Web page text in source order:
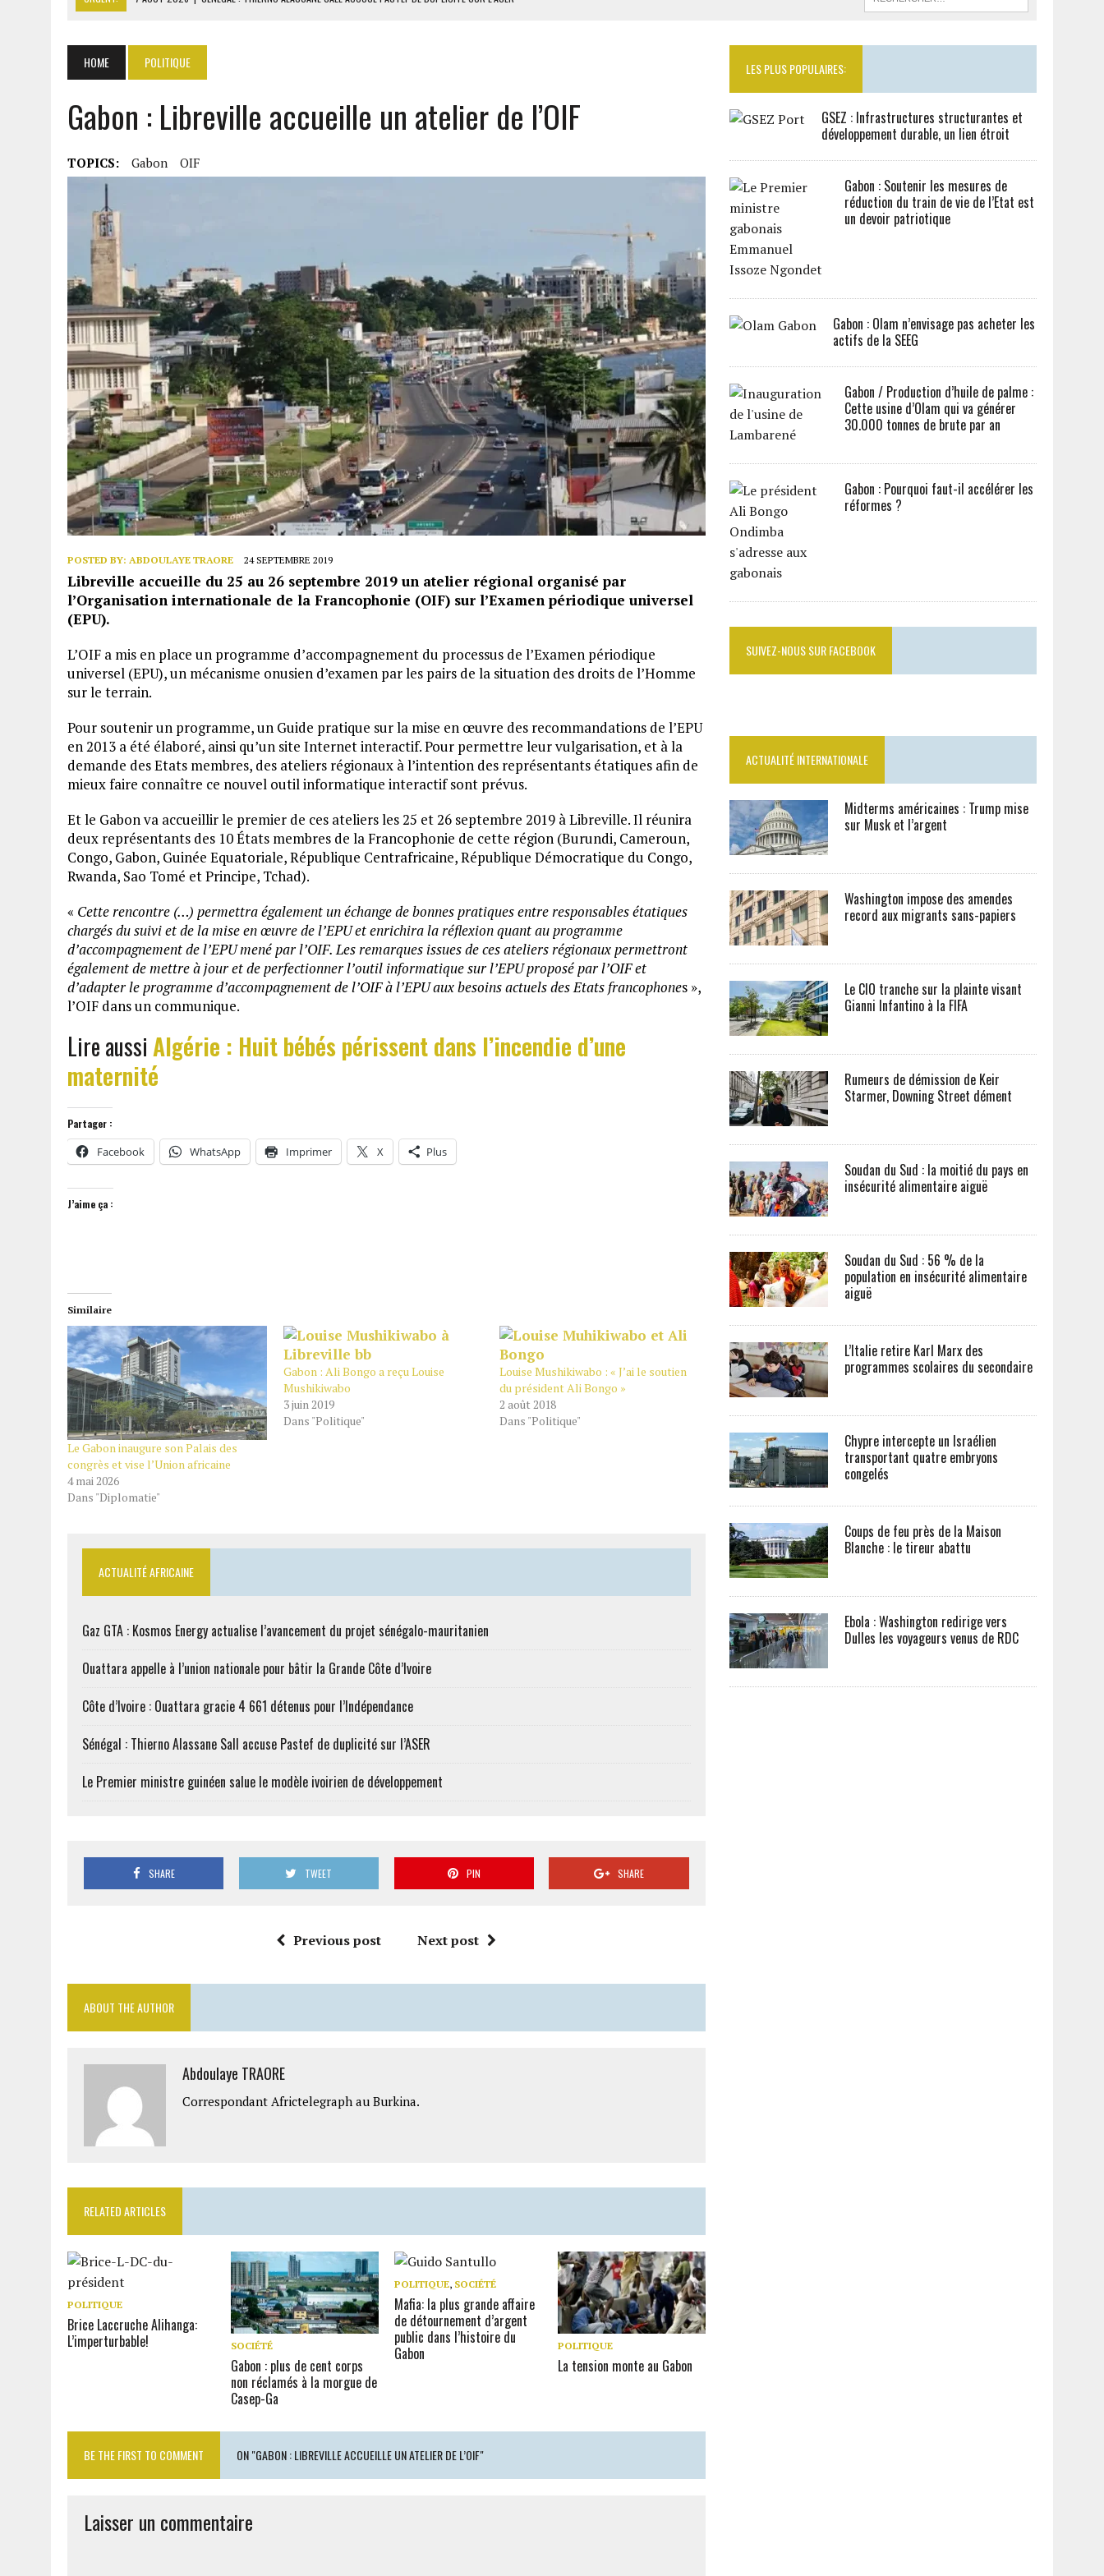
7 AOÛT 2026 | OUATTARA APPELLE À L’UNION NATIONALE POUR BÂTIR LA GRANDE CÔTE D’IVOIRE
7 AOÛT 2026
CÔTE D’IVOIRE : OUATTARA GRACIE 4 661 DÉTENUS POUR L’INDÉPENDANCE
HOME POLITIQUE
Gabon : Libreville accueille un atelier de l’OIF
TOPICS: Gabon OIF
POSTED BY: ABDOULAYE TRAORE 24 SEPTEMBRE 2019
Libreville accueille du 25 au 26 septembre 2019 un atelier régional organisé par
l’Organisation internationale de la Francophonie (OIF) sur l’Examen périodique universel
(EPU).
L’OIF a mis en place un programme d’accompagnement du processus de l’Examen périodique
universel (EPU), un mécanisme onusien d’examen par les pairs de la situation des droits de l’Homme
sur le terrain.
Pour soutenir un programme, un Guide pratique sur la mise en œuvre des recommandations de l’EPU
en 2013 a été élaboré, ainsi qu’un site Internet interactif. Pour permettre leur vulgarisation, et à la
demande des Etats membres, des ateliers régionaux à l’intention des représentants étatiques afin de
mieux faire connaître ce nouvel outil informatique interactif sont prévus.
Et le Gabon va accueillir le premier de ces ateliers les 25 et 26 septembre 2019 à Libreville. Il réunira
deux représentants des 10 États membres de la Francophonie de cette région (Burundi, Cameroun,
Congo, Gabon, Guinée Equatoriale, République Centrafricaine, République Démocratique du Congo,
Rwanda, Sao Tomé et Principe, Tchad).
« Cette rencontre (…) permettra également un échange de bonnes pratiques entre responsables étatiques
chargés du suivi et de la mise en œuvre de l’EPU et enrichira la réflexion quant au programme
d’accompagnement de l’EPU mené par l’OIF. Les remarques issues de ces ateliers régionaux permettront
également de mettre à jour et de perfectionner l’outil informatique sur l’EPU proposé par l’OIF et
d’adapter le programme d’accompagnement de l’OIF à l’EPU aux besoins actuels des Etats francophones »,
l’OIF dans un communique.
Lire aussiAlgérie : Huit bébés périssent dans l’incendie d’une
maternité
Partager :
Facebook WhatsApp Imprimer X Plus
J’aime ça :
Similaire
Le Gabon inaugure son Palais des
congrès et vise l’Union africaine
4 mai 2026
Dans "Diplomatie"
Gabon : Ali Bongo a reçu Louise
Mushikiwabo
3 juin 2019
Dans "Politique"
Louise Mushikiwabo : « J’ai le soutien
du président Ali Bongo »
2 août 2018
Dans "Politique"
ACTUALITÉ AFRICAINE
Gaz GTA : Kosmos Energy actualise l’avancement du projet sénégalo-mauritanien
Ouattara appelle à l’union nationale pour bâtir la Grande Côte d’Ivoire
Côte d’Ivoire : Ouattara gracie 4 661 détenus pour l’Indépendance
Sénégal : Thierno Alassane Sall accuse Pastef de duplicité sur l’ASER
Le Premier ministre guinéen salue le modèle ivoirien de développement
SHARE TWEET PIN SHARE
Previous post Next post
ABOUT THE AUTHOR
Abdoulaye TRAORE
Correspondant Africtelegraph au Burkina.
RELATED ARTICLES
POLITIQUE
Brice Laccruche Alihanga:
L’imperturbable!
SOCIÉTÉ
Gabon : plus de cent corps
non réclamés à la morgue de
Casep-Ga
POLITIQUE, SOCIÉTÉ
Mafia: la plus grande affaire
de détournement d’argent
public dans l’histoire du
Gabon
POLITIQUE
La tension monte au Gabon
BE THE FIRST TO COMMENT ON "GABON : LIBREVILLE ACCUEILLE UN ATELIER DE L’OIF"
Laisser un commentaire
LES PLUS POPULAIRES:
GSEZ : Infrastructures structurantes et
développement durable, un lien étroit
Gabon : Soutenir les mesures de
réduction du train de vie de l’Etat est
un devoir patriotique
Gabon : Olam n’envisage pas acheter les
actifs de la SEEG
Gabon / Production d’huile de palme :
Cette usine d’Olam qui va générer
30.000 tonnes de brute par an
Gabon : Pourquoi faut-il accélérer les
réformes ?
SUIVEZ-NOUS SUR FACEBOOK
ACTUALITÉ INTERNATIONALE
Midterms américaines : Trump mise
sur Musk et l’argent
Washington impose des amendes
record aux migrants sans-papiers
Le CIO tranche sur la plainte visant
Gianni Infantino à la FIFA
Rumeurs de démission de Keir
Starmer, Downing Street dément
Soudan du Sud : la moitié du pays en
insécurité alimentaire aiguë
Soudan du Sud : 56 % de la
population en insécurité alimentaire
aiguë
L’Italie retire Karl Marx des
programmes scolaires du secondaire
Chypre intercepte un Israélien
transportant quatre embryons
congelés
Coups de feu près de la Maison
Blanche : le tireur abattu
Ebola : Washington redirige vers
Dulles les voyageurs venus de RDC